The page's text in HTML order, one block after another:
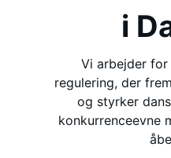
i
Vi arbejder
regulering, der
og styrker
konkurrenceevne